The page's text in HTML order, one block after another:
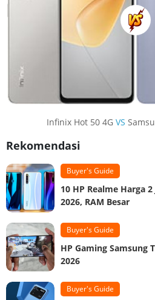
Infinix Hot 50 4G VS
Rekomendasi
Buyer's Guide
10 HP Realme Harga
2026, RAM Besar
Buyer's Guide
HP Gaming Samsung
2026
Buyer's Guide